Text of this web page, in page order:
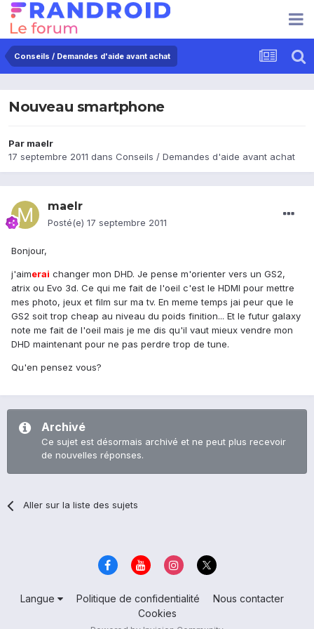
Conseils / Demandes d'aide avant achat
Nouveau smartphone
Par maelr
17 septembre 2011 dans Conseils / Demandes d'aide avant achat
maelr
Posté(e) 17 septembre 2011
Bonjour,
j'aimerai changer mon DHD. Je pense m'orienter vers un GS2,
atrix ou Evo 3d. Ce qui me fait de l'oeil c'est le HDMI pour mettre
mes photo, jeux et film sur ma tv. En meme temps jai peur que le
GS2 soit trop cheap au niveau du poids finition... Et le futur galaxy
note me fait de l'oeil mais je me dis qu'il vaut mieux vendre mon
DHD maintenant pour ne pas perdre trop de tune.
Qu'en pensez vous?
Archivé
Ce sujet est désormais archivé et ne peut plus recevoir
de nouvelles réponses.
Aller sur la liste des sujets
Langue Politique de confidentialité
Nous contacter
Cookies